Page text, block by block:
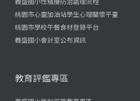
桃園市心靈加油站學生心理關懷平臺
桃園市學校午餐食材登錄平台
義盛國小會計室公布資訊
教育評鑑專區